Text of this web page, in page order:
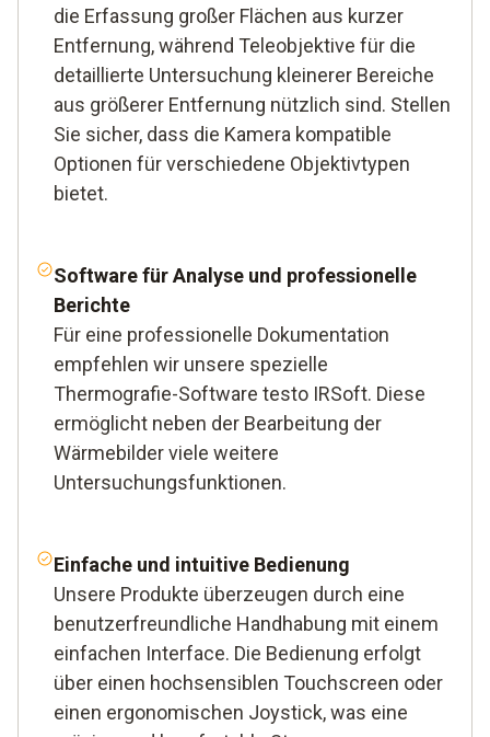
die Erfassung großer Flächen aus kurzer
Entfernung, während Teleobjektive für die
detaillierte Untersuchung kleinerer Bereiche
aus größerer Entfernung nützlich sind. Stellen
Sie sicher, dass die Kamera kompatible
Optionen für verschiedene Objektivtypen
bietet.
Softwarefür Analyse und professionelle
Berichte
Für eine professionelle Dokumentation
empfehlen wir unsere spezielle
Thermografie-Software testo IRSoft. Diese
ermöglicht neben der Bearbeitung der
Wärmebilder viele weitere
Untersuchungsfunktionen.
Einfache und intuitive Bedienung
Unsere Produkte überzeugen durch eine
benutzerfreundliche Handhabung mit einem
einfachen Interface. Die Bedienung erfolgt
über einen hochsensiblen Touchscreen oder
einen ergonomischen Joystick, was eine